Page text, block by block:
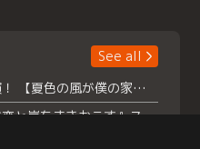
See all
浮所飛貴主演！ 【夏色の風が僕の家にやってきた】 本日よりテラサで独占配信スタート！
『夏色の雲が恋と嵐をまきおこす』スペシャルメイキング 【Part1】2026年７月18日（土）23時30分～配信スタート！話題のシーンの裏側を大公開！豪華キャスト大集合！ 『武宮家 真夏の家族会議』開催！